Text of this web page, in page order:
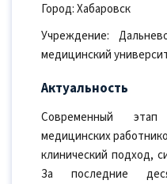
Город: Хабаровск
Учреждение:
медицинский
Актуальность
Современный этап
медицинских
клинический подход,
За последние